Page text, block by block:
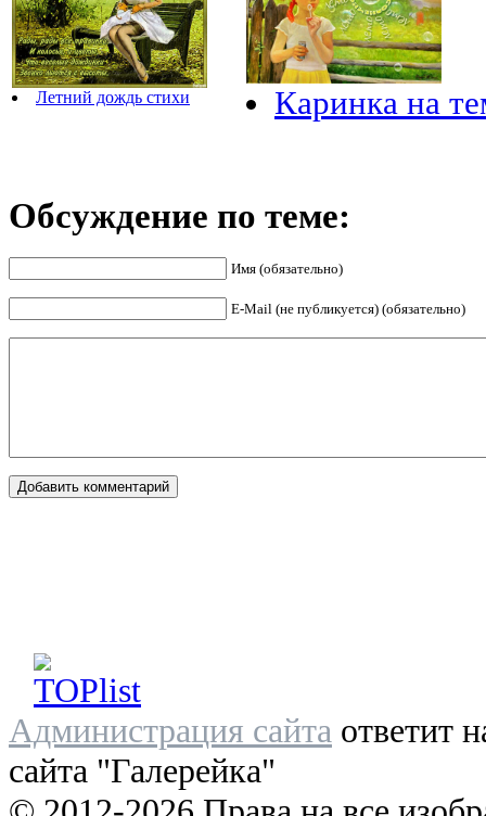
Летний дождь стихи Каринка на
Обсуждение по теме:
Имя (обязательно)
E-Mail (не публикуется) (обязательно)
Администрация сайта ответит
сайта "Галерейка"